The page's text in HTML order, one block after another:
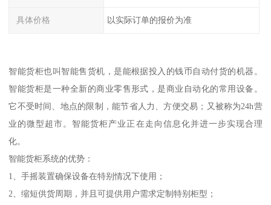
具体价格 以实际订单的报价为准
智能货柜也叫智能售货机，是能根据投入的钱币自动付货的机器。
智能货柜是一种全新的商业零售形式，是商业自动化的常用设备。
它不受时间、地点的限制，能节省人力、方便交易；又被称为24h营
业的微型超市。智能货柜产业正在走向信息化并进一步实现合理
化。
智能货柜系统的优势：
1、手摇装置确保设备在特别情况下使用；
2、缩短供货周期，并且可提供用户需求定制特别柜型；